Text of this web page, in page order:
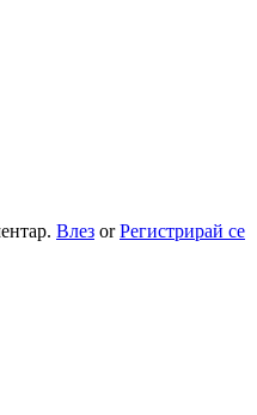
Влез orРегистрирай се